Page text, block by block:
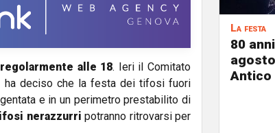
alle 18. Ieri il Comitato
ha deciso che la festa dei tifosi fuori
e in un perimetro prestabilito di
nerazzurri potranno ritrovarsi per
La festa
80
Antico